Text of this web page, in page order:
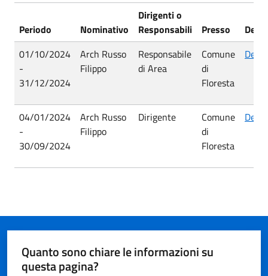
Periodo Nominativo
Dirigenti o
Responsabili
Presso
01/10/2024
-
31/12/2024
Arch Russo
Filippo
Responsabile
di Area
Comune
di
Floresta
04/01/2024
-
30/09/2024
Arch Russo
Filippo
Dirigente
Comune
di
Floresta
Quanto sono chiare le informazioni su
questa pagina?